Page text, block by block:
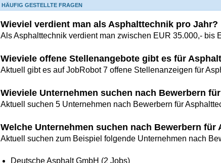
HÄUFIG GESTELLTE FRAGEN
Wieviel verdient man als Asphalttechnik pro Jahr?
Als Asphalttechnik verdient man zwischen EUR 35.000,- bis
Wieviele offene Stellenangebote gibt es für
Aktuell gibt es auf JobRobot 7 offene Stellenanzeigen für
Wieviele Unternehmen suchen nach Bewerbern
Aktuell suchen 5 Unternehmen nach Bewerbern für
Welche Unternehmen suchen nach Bewerbern
Aktuell suchen zum Beispiel folgende Unternehmen nach
Deutsche Asphalt GmbH (2 Jobs)